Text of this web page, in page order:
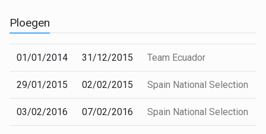
Ploegen
01/01/2014 31/12/2015 Team Ecuador
29/01/2015 02/02/2015 Spain National Selection
03/02/2016 07/02/2016 Spain National Selection